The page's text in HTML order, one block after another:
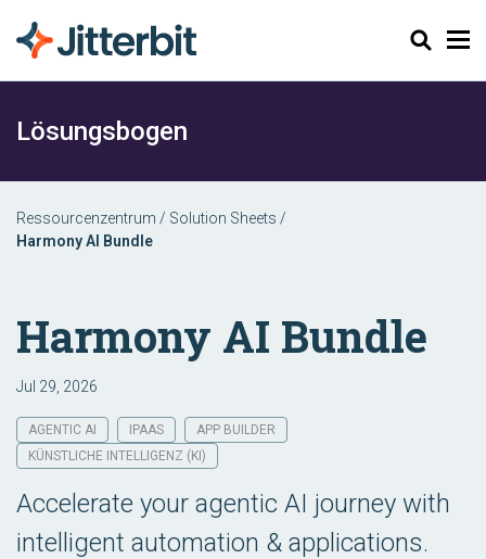
Suchen
Lösungsbogen
Ressourcenzentrum / Solution Sheets /
Harmony AI Bundle
Harmony AI Bundle
Jul 29, 2026
AGENTIC AI IPAAS
APP BUILDER
KÜNSTLICHE INTELLIGENZ (KI)
Accelerate your agentic AI journey with
intelligent automation & applications.